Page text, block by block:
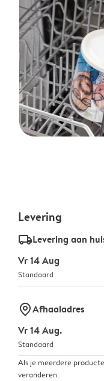
Levering
delivery_standard_v2Levering aan
Vr 14 Aug
Standaard
marker-pinAfhaaladres
Vr 14 Aug.
Standaard
Als je meerdere
veranderen.